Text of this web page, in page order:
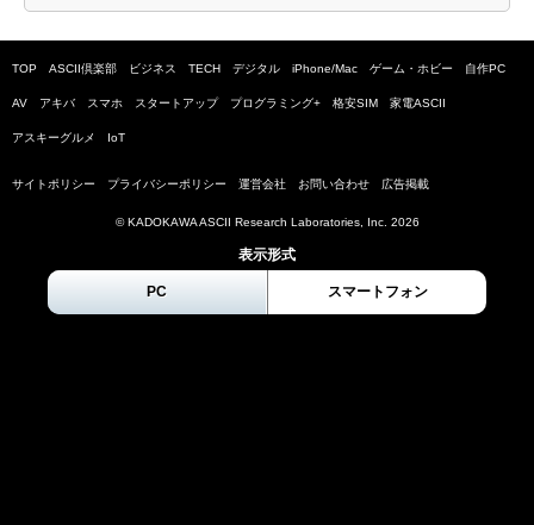
TOP ASCII倶楽部 ビジネス TECH デジタル iPhone/Mac ゲーム・ホビー 自作PC
AV アキバ スマホ スタートアップ プログラミング+ 格安SIM 家電ASCII
アスキーグルメ IoT
サイトポリシー プライバシーポリシー 運営会社 お問い合わせ 広告掲載
© KADOKAWA ASCII Research Laboratories, Inc. 2026
表示形式
PC スマートフォン